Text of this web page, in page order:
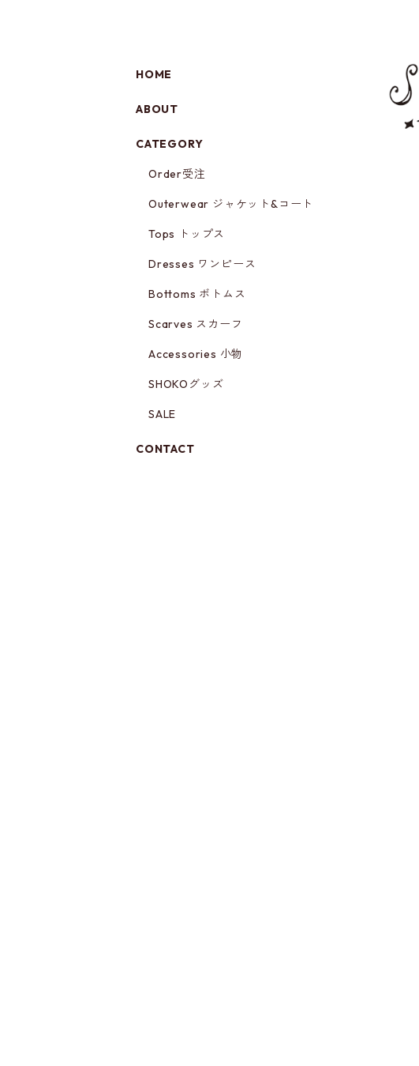
HOME
ABOUT
CATEGORY
Order受注
Outerwear ジャケット&コート
Tops トップス
Dresses ワンピース
Bottoms ボトムス
Scarves スカーフ
Accessories 小物
SHOKOグッズ
SALE
CONTACT